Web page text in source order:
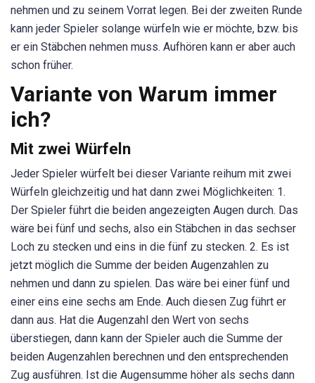
nehmen und zu seinem Vorrat legen. Bei der zweiten Runde
kann jeder Spieler solange würfeln wie er möchte, bzw. bis
er ein Stäbchen nehmen muss. Aufhören kann er aber auch
schon früher.
Variante von Warum immer
ich?
Mit zwei Würfeln
Jeder Spieler würfelt bei dieser Variante reihum mit zwei
Würfeln gleichzeitig und hat dann zwei Möglichkeiten: 1.
Der Spieler führt die beiden angezeigten Augen durch. Das
wäre bei fünf und sechs, also ein Stäbchen in das sechser
Loch zu stecken und eins in die fünf zu stecken. 2. Es ist
jetzt möglich die Summe der beiden Augenzahlen zu
nehmen und dann zu spielen. Das wäre bei einer fünf und
einer eins eine sechs am Ende. Auch diesen Zug führt er
dann aus. Hat die Augenzahl den Wert von sechs
überstiegen, dann kann der Spieler auch die Summe der
beiden Augenzahlen berechnen und den entsprechenden
Zug ausführen. Ist die Augensumme höher als sechs dann